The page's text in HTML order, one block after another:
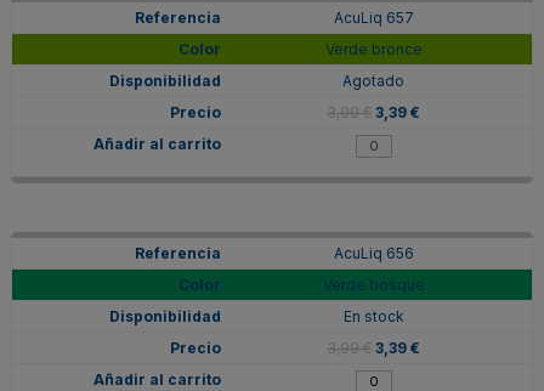
AcuLiq 657
Verde bronce
Agotado
3,99 € 3,39 €
AcuLiq 656
Verde bosque
En stock
3,99 € 3,39 €